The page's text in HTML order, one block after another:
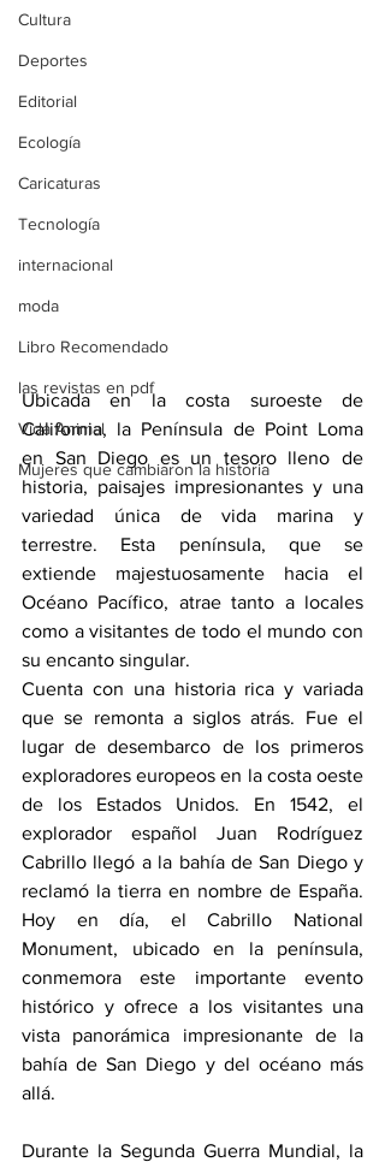
Cultura
Deportes
Editorial
Ecología
Caricaturas
Tecnología
internacional
moda
Libro Recomendado
las revistas en pdf
Vida Animal
Mujeres que cambiaron la historia
Ubicada en la costa suroeste de
California, la Península de Point Loma
en San Diego es un tesoro lleno de
historia, paisajes impresionantes y una
variedad única de vida marina y
terrestre. Esta península, que se
extiende majestuosamente hacia el
Océano Pacífico, atrae tanto a locales
como a visitantes de todo el mundo con
su encanto singular.
Cuenta con una historia rica y variada
que se remonta a siglos atrás. Fue el
lugar de desembarco de los primeros
exploradores europeos en la costa oeste
de los Estados Unidos. En 1542, el
explorador español Juan Rodríguez
Cabrillo llegó a la bahía de San Diego y
reclamó la tierra en nombre de España.
Hoy en día, el Cabrillo National
Monument, ubicado en la península,
conmemora este importante evento
histórico y ofrece a los visitantes una
vista panorámica impresionante de la
bahía de San Diego y del océano más
allá.
Durante la Segunda Guerra Mundial, la